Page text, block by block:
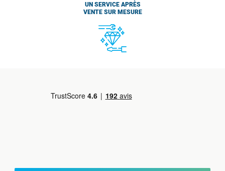
UN SERVICE APRÈS
VENTE SUR MESURE